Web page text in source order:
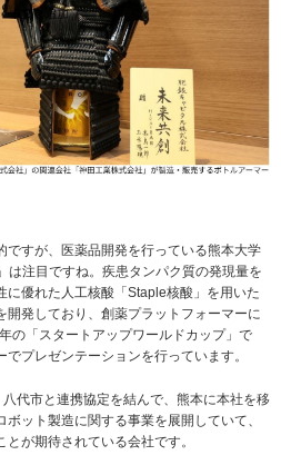
ですが、医薬品開発を行っている熊本大学
は注目ですね。疾患タンパク質の発現量を
に優れた人工核酸「Staple核酸」を用いた
発しており、創薬プラットフォーマーに
の「スタートアップワールドカップ」で
プレゼンテーションを行っています。
代市と連携協定を結んで、熊本に本社を移
ット製造に関する事業を展開していて、
が期待されている会社です。